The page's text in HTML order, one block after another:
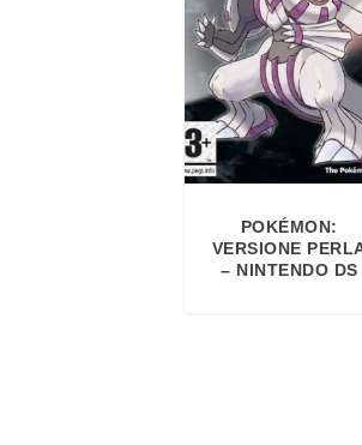
POKÉMON:
VERSIONE
– NINTENDO DS